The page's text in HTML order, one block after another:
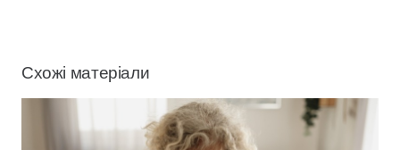
Схожі матеріали